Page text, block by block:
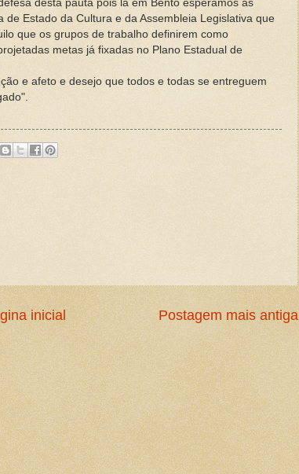
desta pauta pois lá em Bento esperamos as
Estado da Cultura e da Assembleia Legislativa que
que os grupos de trabalho definirem como
metas já fixadas no Plano Estadual de
e afeto e desejo que todos e todas se entreguem
Postagem mais antiga
inicial